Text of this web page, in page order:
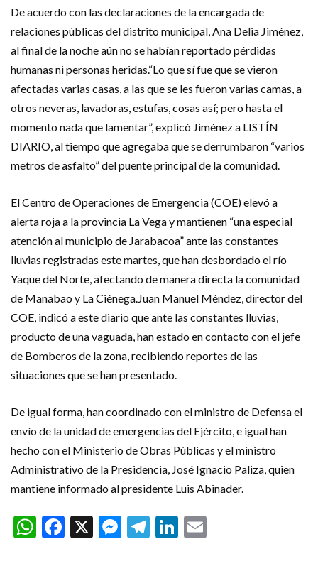
De acuerdo con las declaraciones de la encargada de
relaciones públicas del distrito municipal, Ana Delia Jiménez,
al final de la noche aún no se habían reportado pérdidas
humanas ni personas heridas.“Lo que sí fue que se vieron
afectadas varias casas, a las que se les fueron varias camas, a
otros neveras, lavadoras, estufas, cosas así; pero hasta el
momento nada que lamentar”, explicó Jiménez a LISTÍN
DIARIO, al tiempo que agregaba que se derrumbaron “varios
metros de asfalto” del puente principal de la comunidad.
El Centro de Operaciones de Emergencia (COE) elevó a
alerta roja a la provincia La Vega y mantienen “una especial
atención al municipio de Jarabacoa” ante las constantes
lluvias registradas este martes, que han desbordado el río
Yaque del Norte, afectando de manera directa la comunidad
de Manabao y La Ciénega.Juan Manuel Méndez, director del
COE, indicó a este diario que ante las constantes lluvias,
producto de una vaguada, han estado en contacto con el jefe
de Bomberos de la zona, recibiendo reportes de las
situaciones que se han presentado.
De igual forma, han coordinado con el ministro de Defensa el
envío de la unidad de emergencias del Ejército, e igual han
hecho con el Ministerio de Obras Públicas y el ministro
Administrativo de la Presidencia, José Ignacio Paliza, quien
mantiene informado al presidente Luis Abinader.
WhatsApp
Facebook
X Messenger
Telegram
LinkedIn